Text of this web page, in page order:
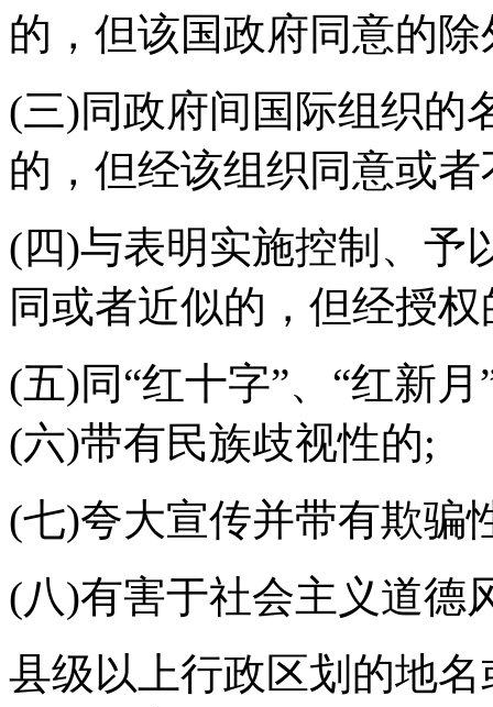
的，但该国政府同意的除
(三)同政府间国际组织的
的，但经该组织同意或
(四)与表明实施控制、予
同或者近似的，但经授
(五)同“红十字”、“红新
(六)带有民族歧视性的;
(七)夸大宣传并带有欺骗
(八)有害于社会主义道德
县级以上行政区划的地